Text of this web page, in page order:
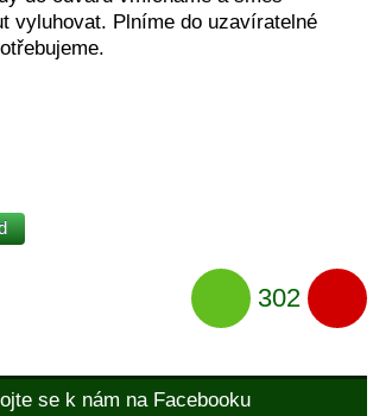
vyluhovat. Plníme do uzavíratelné
302
se k nám na Facebooku